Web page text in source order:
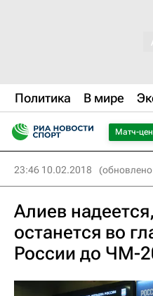
Политика В мире
Матч-
23:46 10.02.2018
Алиев
останется во
России до ЧМ-